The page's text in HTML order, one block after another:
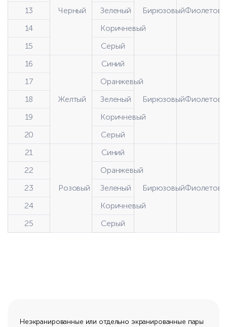
Черный Бирюзовый
13
Зеленый
14
Коричневый
15
Серый
16
Желтый
Синий
Бирюзовый
17
Оранжевый
18
Зеленый
19
Коричневый
20
Серый
21
Розовый
Синий
Бирюзовый
22
Оранжевый
23
Зеленый
24
Коричневый
25
Серый
Неэкранированные или отдельно экранированные пары